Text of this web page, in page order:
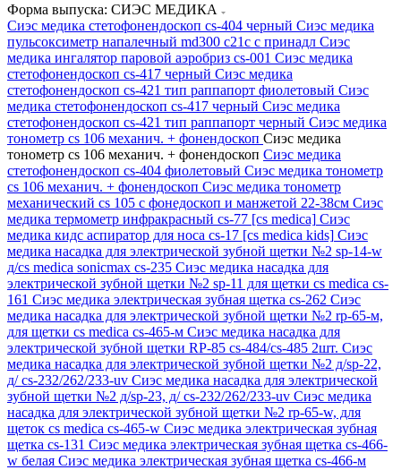
Форма выпуска: СИЭС МЕДИКА
Сиэс медика стетофонендоскоп cs-404 черный Сиэс медика
пульсоксиметр напалечный md300 с21c с принадл Сиэс
медика ингалятор паровой аэробриз cs-001 Сиэс медика
стетофонендоскоп cs-417 черный Сиэс медика
стетофонендоскоп cs-421 тип раппапорт фиолетовый Сиэс
медика стетофонендоскоп cs-417 черный Сиэс медика
стетофонендоскоп cs-421 тип раппапорт черный Сиэс медика
тонометр cs 106 механич. + фонендоскоп Сиэс медика
тонометр cs 106 механич. + фонендоскоп Сиэс медика
стетофонендоскоп cs-404 фиолетовый Сиэс медика тонометр
cs 106 механич. + фонендоскоп Сиэс медика тонометр
механический cs 105 с фонедоскоп и манжетой 22-38см Сиэс
медика термометр инфракрасный cs-77 [cs medica] Сиэс
медика кидс аспиратор для носа cs-17 [cs medica kids] Сиэс
медика насадка для электрической зубной щетки №2 sp-14-w
д/cs medica sonicmax cs-235 Сиэс медика насадка для
электрической зубной щетки №2 sp-11 для щетки cs medica cs-
161 Сиэс медика электрическая зубная щетка cs-262 Сиэс
медика насадка для электрической зубной щетки №2 rp-65-м,
для щетки cs medica cs-465-м Сиэс медика насадка для
электрической зубной щетки RP-85 cs-484/cs-485 2шт. Сиэс
медика насадка для электрической зубной щетки №2 д/sp-22,
д/ cs-232/262/233-uv Сиэс медика насадка для электрической
зубной щетки №2 д/sp-23, д/ cs-232/262/233-uv Сиэс медика
насадка для электрической зубной щетки №2 rp-65-w, для
щеток cs medica cs-465-w Сиэс медика электрическая зубная
щетка cs-131 Сиэс медика электрическая зубная щетка cs-466-
w белая Сиэс медика электрическая зубная щетка cs-466-м